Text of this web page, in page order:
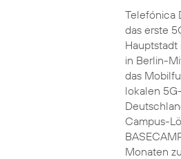
Telefónica
das erste
Hauptstadt
in Berlin-
das
lokalen
Campus-
Monaten